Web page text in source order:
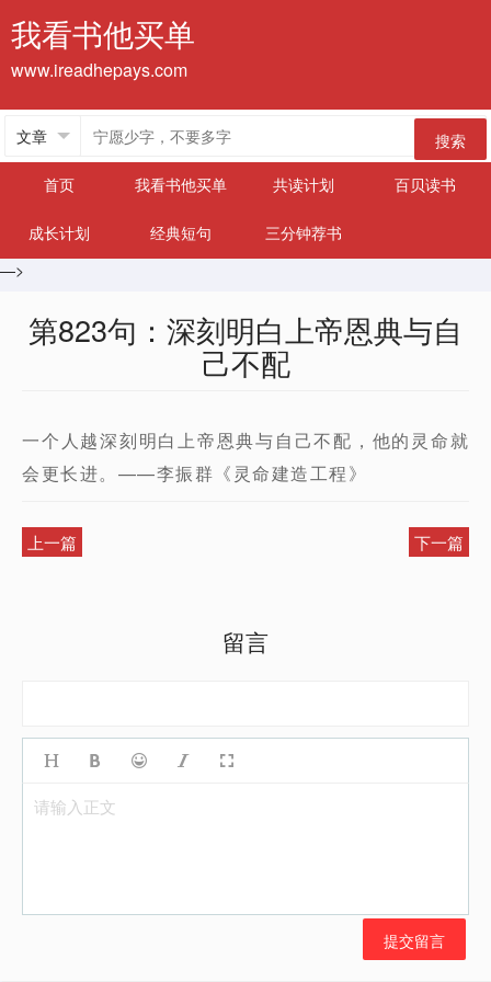
我看书他买单
www.ireadhepays.com
搜索
首页
我看书他买单 共读计划 百贝读书
成长计划 经典短句
三分钟荐书
—>
第823句：深刻明白上帝恩典与自
己不配
一个人越深刻明白上帝恩典与自己不配，他的灵命就
会更长进。——李振群《灵命建造工程》
上一篇 下一篇
留言
请输入正文
提交留言